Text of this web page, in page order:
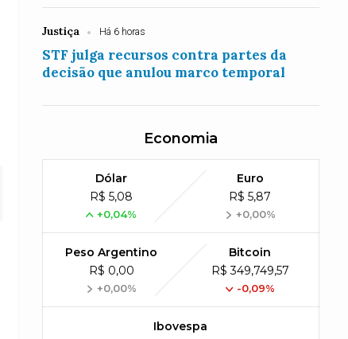
Justiça Há 6 horas
STF julga recursos contra partes da
decisão que anulou marco temporal
Economia
Dólar
R$ 5,08
+0,04%
Euro
R$ 5,87
+0,00%
Peso Argentino
R$ 0,00
+0,00%
Bitcoin
R$ 349,749,57
-0,09%
Ibovespa